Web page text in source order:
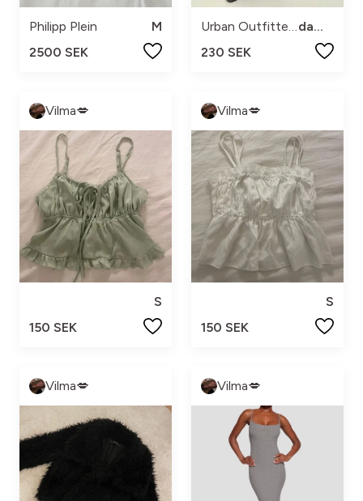
Philipp Plein
M
2500 SEK
Urban Outfitters
dam s
230 SEK
Vilma💋
S
150 SEK
Vilma💋
S
150 SEK
Vilma💋 Vilma💋